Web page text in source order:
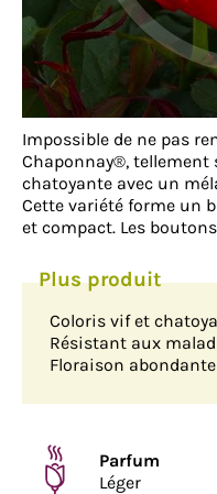
Impossible de ne pas
Chaponnay®, tellement
chatoyante avec un
Cette variété forme un
et compact. Les
Coloris vif et
Résistant aux
Floraison abondante
Parfum
Léger